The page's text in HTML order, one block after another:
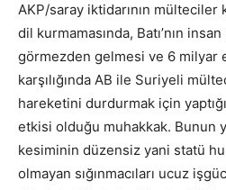
AKP/saray iktidarının
dil kurmamasında, Batı’nın
görmezden gelmesi ve 6 milyar
karşılığında AB ile Suriyeli
hareketini durdurmak için
etkisi olduğu muhakkak. Bunun
kesiminin düzensiz yani statü
olmayan sığınmacıları ucuz